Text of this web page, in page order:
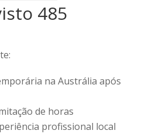
485
na Austrália após
de horas
profissional local